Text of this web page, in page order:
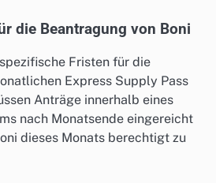
die Beantragung von Boni
Fristen für die
Express Supply Pass
Anträge innerhalb eines
nach Monatsende eingereicht
dieses Monats berechtigt zu